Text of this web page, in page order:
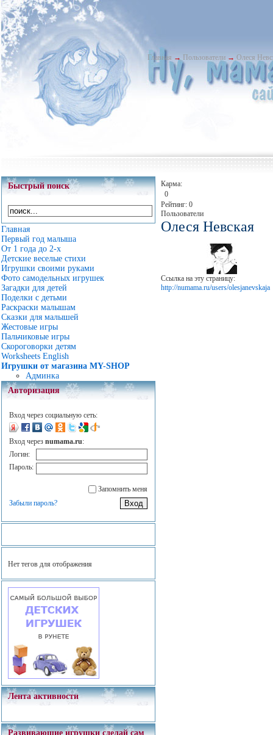
Главная → Пользователи → Олеся
Быстрый поиск
Главная
Первый год малыша
От 1 года до 2-х
Детские веселые стихи
Игрушки своими руками
Фото самодельных игрушек
Загадки для детей
Поделки с детьми
Раскраски малышам
Сказки для малышей
Жестовые игры
Пальчиковые игры
Скороговорки детям
Worksheets English
Игрушки от магазина MY-SHOP
Админка
Авторизация
Вход через социальную сеть:
Вход через numama.ru:
Логин:
Пароль:
Запомнить меня
Забыли пароль?
Нет тегов для отображения
Лента активности
Развивающие игрушки сделай сам
Карма:
0
Рейтинг: 0
Пользователи
Олеся Невская
Ссылка на эту страницу:
http://numama.ru/users/olesjanevskaja